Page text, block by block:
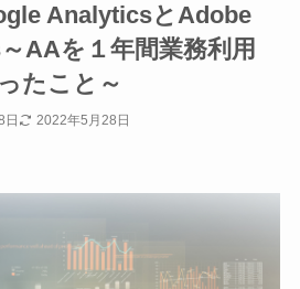
AnalyticsとAdobe
AAを１年間業務利用
たこと～
2022年5月28日